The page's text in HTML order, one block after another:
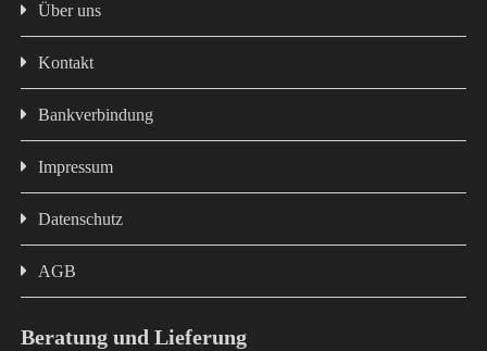
Über uns
Kontakt
Bankverbindung
Impressum
Datenschutz
AGB
Beratung und Lieferung